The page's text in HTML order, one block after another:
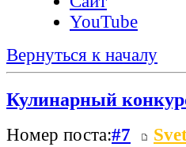
YouTube
Вернуться к началу
Кулинарный
Номер поста:#7